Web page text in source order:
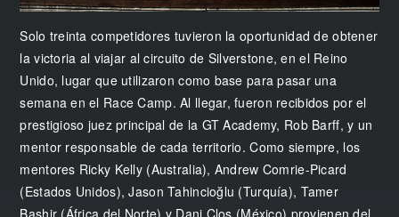
Solo treinta competidores tuvieron la oportunidad de obtener
la victoria al viajar al circuito de Silverstone, en el Reino
Unido, lugar que utilizaron como base para pasar una
semana en el Race Camp. Al llegar, fueron recibidos por el
prestigioso juez principal de la GT Academy, Rob Barff, y un
mentor responsable de cada territorio. Como siempre, los
mentores Ricky Kelly (Australia), Andrew Comrie-Picard
(Estados Unidos), Jason Tahincioğlu (Turquía), Tamer
Bashir (África del Norte) y Dani Clos (México) provienen del